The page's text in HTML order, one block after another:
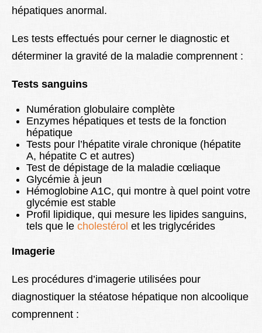
hépatiques anormal.
Les tests effectués pour cerner le diagnostic et
déterminer la gravité de la maladie comprennent :
Tests sanguins
Numération globulaire complète
Enzymes hépatiques et tests de la fonction
hépatique
Tests pour l’hépatite virale chronique (hépatite
A, hépatite C et autres)
Test de dépistage de la maladie cœliaque
Glycémie à jeun
Hémoglobine A1C, qui montre à quel point votre
glycémie est stable
Profil lipidique, qui mesure les lipides sanguins,
tels que le cholestérol et les triglycérides
Imagerie
Les procédures d’imagerie utilisées pour
diagnostiquer la stéatose hépatique non alcoolique
comprennent :